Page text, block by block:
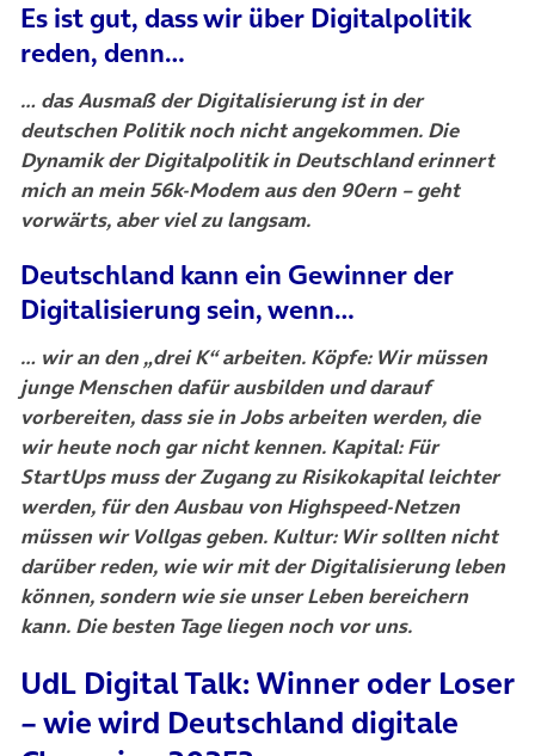
Es ist gut, dass wir über Digitalpolitik
reden, denn…
… das Ausmaß der Digitalisierung ist in der
deutschen Politik noch nicht angekommen. Die
Dynamik der Digitalpolitik in Deutschland erinnert
mich an mein 56k-Modem aus den 90ern – geht
vorwärts, aber viel zu langsam.
Deutschland kann ein Gewinner der
Digitalisierung sein, wenn…
… wir an den „drei K“ arbeiten. Köpfe:Wir müssen
junge Menschen dafür ausbilden und darauf
vorbereiten, dass sie in Jobs arbeiten werden, die
wir heute noch gar nicht kennen. Kapital:Für
StartUps muss der Zugang zu Risikokapital leichter
werden, für den Ausbau von Highspeed-Netzen
müssen wir Vollgas geben. Kultur:Wir sollten nicht
darüber reden, wie wir mit der Digitalisierung leben
können, sondern wie sie unser Leben bereichern
kann. Die besten Tage liegen noch vor uns.
UdL Digital Talk: Winner oder Loser
– wie wird Deutschland digitale